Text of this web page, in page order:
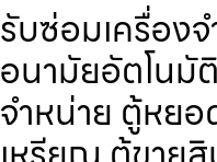
รับซ่อมเครื่อง
อนามัย​อัตโนมั
จำหน่าย ตู้หย